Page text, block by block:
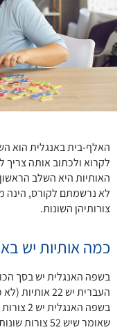
האלף-בית באנגלית הוא
לקרוא ולכתוב אותה
האותיות היא השלב הראשון
לא נרשמתם לקורס, הינה
צורותיהן השונות.
כמה אותיות יש
העברית יש 22
בשפה
שאומר שיש 52 צורות שונות לאותיות באנגלית.